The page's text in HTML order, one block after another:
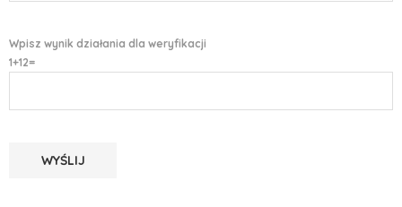
Wpisz wynik działania dla weryfikacji
1+12=